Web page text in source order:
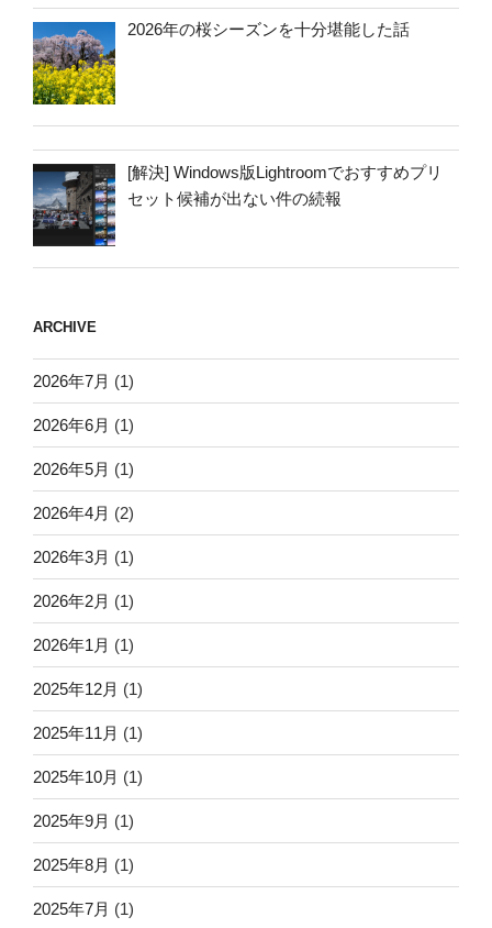
2026年の桜シーズンを十分堪能した話
[解決] Windows版Lightroomでおすすめプリ
セット候補が出ない件の続報
ARCHIVE
2026年7月 (1)
2026年6月 (1)
2026年5月 (1)
2026年4月 (2)
2026年3月 (1)
2026年2月 (1)
2026年1月 (1)
2025年12月 (1)
2025年11月 (1)
2025年10月 (1)
2025年9月 (1)
2025年8月 (1)
2025年7月 (1)